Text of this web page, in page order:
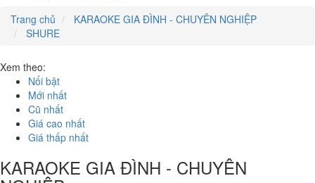
Trang chủ
KARAOKE GIA ĐÌNH - CHUYÊN NGHIỆP
SHURE
Xem theo:
Nổi bật
Mới nhất
Cũ nhất
Giá cao nhất
Giá thấp nhất
KARAOKE GIA ĐÌNH - CHUYÊN